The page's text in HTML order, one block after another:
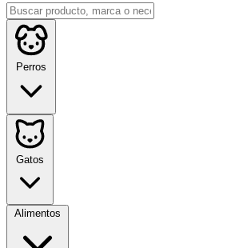
Perros
Gatos
Alimentos